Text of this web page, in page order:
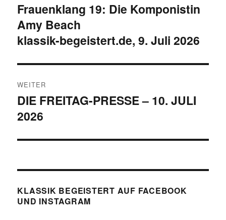
Vorheriger
Beitrag:
Frauenklang 19: Die Komponistin
Amy Beach
klassik-begeistert.de, 9. Juli 2026
WEITER
Nächster
Beitrag:
DIE FREITAG-PRESSE – 10. JULI
2026
KLASSIK BEGEISTERT AUF FACEBOOK
UND INSTAGRAM